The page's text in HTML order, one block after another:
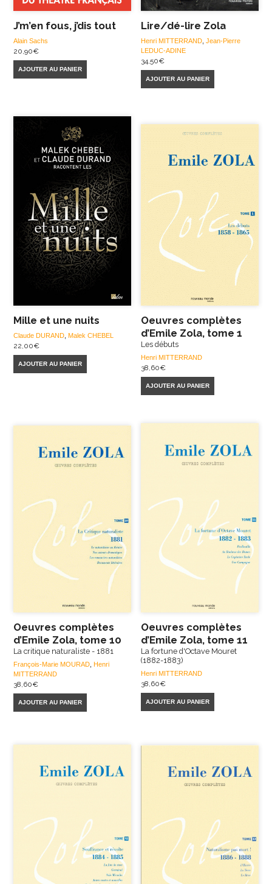
J’m’en fous, j’dis tout
Alain Sachs
20,90€
AJOUTER AU PANIER
Lire/dé-lire Zola
Henri MITTERRAND ,Jean-Pierre
LEDUC-ADINE
34,50€
AJOUTER AU PANIER
Mille et une nuits
Claude DURAND ,Malek CHEBEL
22,00€
AJOUTER AU PANIER
Oeuvres complètes
d’Emile Zola, tome 1
Les débuts
Henri MITTERRAND
38,60€
AJOUTER AU PANIER
Oeuvres complètes
d’Emile Zola, tome 10
La critique naturaliste - 1881
François-Marie MOURAD ,Henri
MITTERRAND
38,60€
AJOUTER AU PANIER
Oeuvres complètes
d’Emile Zola, tome 11
La fortune d'Octave Mouret
(1882-1883)
Henri MITTERRAND
38,60€
AJOUTER AU PANIER